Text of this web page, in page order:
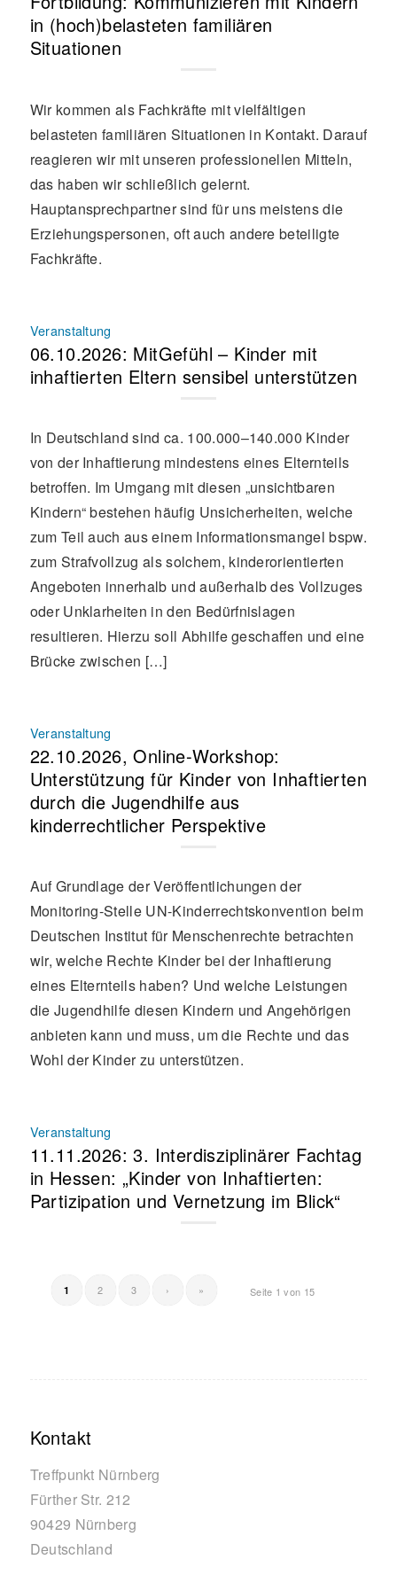
in (hoch)belasteten familiären
Situationen
Wir kommen als Fachkräfte mit vielfältigen
belasteten familiären Situationen in Kontakt. Darauf
reagieren wir mit unseren professionellen Mitteln,
das haben wir schließlich gelernt.
Hauptansprechpartner sind für uns meistens die
Erziehungspersonen, oft auch andere beteiligte
Fachkräfte.
Veranstaltung
06.10.2026: MitGefühl – Kinder mit
inhaftierten Eltern sensibel unterstützen
In Deutschland sind ca. 100.000–140.000 Kinder
von der Inhaftierung mindestens eines Elternteils
betroffen. Im Umgang mit diesen „unsichtbaren
Kindern“ bestehen häufig Unsicherheiten, welche
zum Teil auch aus einem Informationsmangel bspw.
zum Strafvollzug als solchem, kinderorientierten
Angeboten innerhalb und außerhalb des Vollzuges
oder Unklarheiten in den Bedürfnislagen
resultieren. Hierzu soll Abhilfe geschaffen und eine
Brücke zwischen […]
Veranstaltung
22.10.2026, Online-Workshop:
Unterstützung für Kinder von Inhaftierten
durch die Jugendhilfe aus
kinderrechtlicher Perspektive
Auf Grundlage der Veröffentlichungen der
Monitoring-Stelle UN-Kinderrechtskonvention beim
Deutschen Institut für Menschenrechte betrachten
wir, welche Rechte Kinder bei der Inhaftierung
eines Elternteils haben? Und welche Leistungen
die Jugendhilfe diesen Kindern und Angehörigen
anbieten kann und muss, um die Rechte und das
Wohl der Kinder zu unterstützen.
Veranstaltung
11.11.2026: 3. Interdisziplinärer Fachtag
in Hessen: „Kinder von Inhaftierten:
Partizipation und Vernetzung im Blick“
Seite 1 von 15
1 2 3 › »
Kontakt
Treffpunkt Nürnberg
Fürther Str. 212
90429 Nürnberg
Deutschland